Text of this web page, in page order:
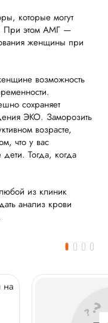
которые могут
При этом АМГ —
женщины при
возможность
сохраняет
ЭКО. Заморозить
возрасте,
что у вас
Тогда, когда
из клиник
анализ крови